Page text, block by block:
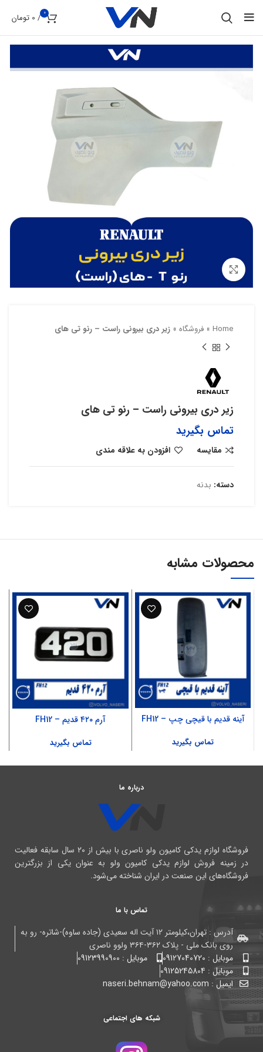
0
/
0 تومان
Home
» فروشگاه » زیر دری بیرونی راست – رنو تی های
زیر دری بیرونی راست – رنو تی های
تماس بگیرید
مقایسه افزودن به علاقه مندی
دسته: بدنه
محصولات مشابه
آینه قدیم با قیچی چپ – FH12
تماس بگیرید
آرم ۴۲۰ قدیم – FH12
تماس بگیرید
درباره ما
فروشگاه لوازم یدکی کامیون ولو ناصری با بیش از ۲۰ سال سابقه فعالیت
در زمینه فروش لوازم یدکی کامیون ولو به عنوان یکی از بزرگترین
فروشگاه‌های این صنعت در ایران شناخته می‌شود.
تماس با ما
آدرس : تهران،کیلومتر ۱۲ آیت اله سعیدی (جاده ساوه)-شاتره- رو به
روی بانک ملی - پلاک ۳۶۲-۳۶۴ ولوو ناصری
موبایل : 09127040720
موبایل : 09123990900
موبایل : 09125245804
ایمیل : naseri.behnam@yahoo.com
شبکه های اجتماعی